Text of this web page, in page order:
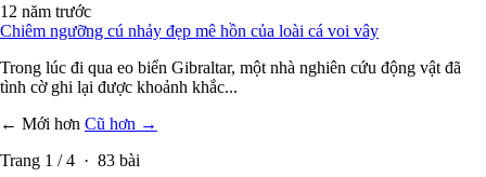
12 năm trước
Chiêm ngưỡng cú nhảy đẹp mê hồn của loài cá voi vây
Trong lúc đi qua eo biển Gibraltar, một nhà nghiên cứu động vật đã
tình cờ ghi lại được khoảnh khắc...
← Mới hơn Cũ hơn →
Trang 1 /4 · 83 bài